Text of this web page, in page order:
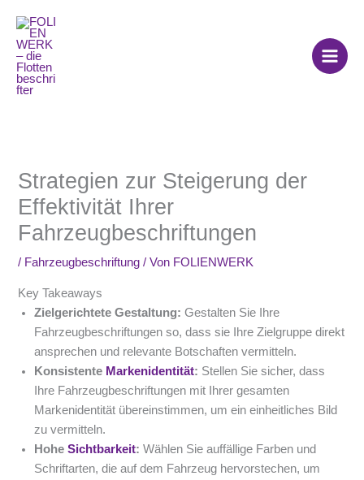
Inhalt
springen
Strategien zur Steigerung der
Effektivität Ihrer
Fahrzeugbeschriftungen
/ Fahrzeugbeschriftung / Von FOLIENWERK
Key Takeaways
Zielgerichtete Gestaltung: Gestalten Sie Ihre
Fahrzeugbeschriftungen so, dass sie Ihre Zielgruppe direkt
ansprechen und relevante Botschaften vermitteln.
Konsistente Markenidentität: Stellen Sie sicher, dass
Ihre Fahrzeugbeschriftungen mit Ihrer gesamten
Markenidentität übereinstimmen, um ein einheitliches Bild
zu vermitteln.
HoheSichtbarkeit: Wählen Sie auffällige Farben und
Schriftarten, die auf dem Fahrzeug hervorstechen, um